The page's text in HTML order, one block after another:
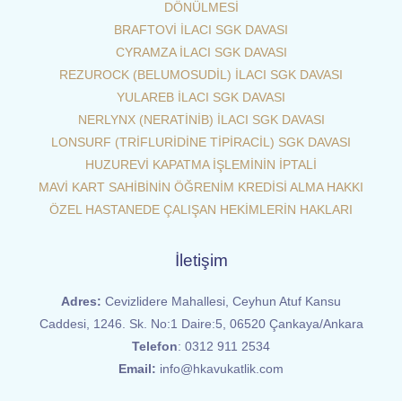
DÖNÜLMESİ
BRAFTOVİ İLACI SGK DAVASI
CYRAMZA İLACI SGK DAVASI
REZUROCK (BELUMOSUDİL) İLACI SGK DAVASI
YULAREB İLACI SGK DAVASI
NERLYNX (NERATİNİB) İLACI SGK DAVASI
LONSURF (TRİFLURİDİNE TİPİRACİL) SGK DAVASI
HUZUREVİ KAPATMA İŞLEMİNİN İPTALİ
MAVİ KART SAHİBİNİN ÖĞRENİM KREDİSİ ALMA HAKKI
ÖZEL HASTANEDE ÇALIŞAN HEKİMLERİN HAKLARI
İletişim
Adres: Cevizlidere Mahallesi, Ceyhun Atuf Kansu
Caddesi, 1246. Sk. No:1 Daire:5, 06520 Çankaya/Ankara
Telefon: 0312 911 2534
Email: info@hkavukatlik.com